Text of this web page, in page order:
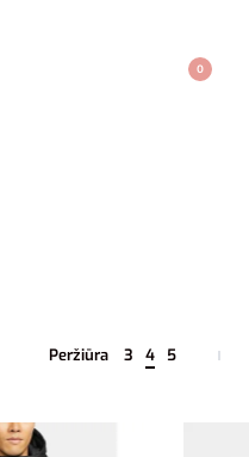
0
Peržiūra 3 4 5